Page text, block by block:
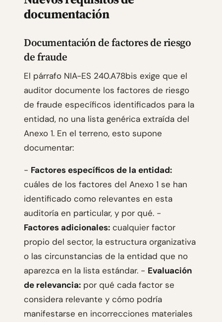
documentación
Documentación de factores de riesgo
de fraude
El párrafo NIA-ES 240.A78bis exige que el
auditor documente los factores de riesgo
de fraude específicos identificados para la
entidad, no una lista genérica extraída del
Anexo 1. En el terreno, esto supone
documentar:
- Factores específicos de la entidad:
cuáles de los factores del Anexo 1 se han
identificado como relevantes en esta
auditoría en particular, y por qué. -
Factores adicionales: cualquier factor
propio del sector, la estructura organizativa
o las circunstancias de la entidad que no
aparezca en la lista estándar. - Evaluación
de relevancia: por qué cada factor se
considera relevante y cómo podría
manifestarse en incorrecciones materiales